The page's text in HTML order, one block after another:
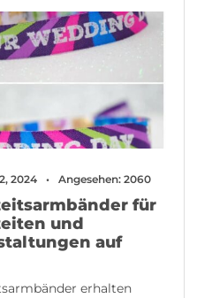
2024 Angesehen: 2060
für
und
auf
erhalten